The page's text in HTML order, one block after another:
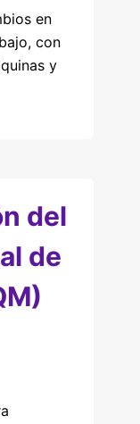
en
con
y
del
de